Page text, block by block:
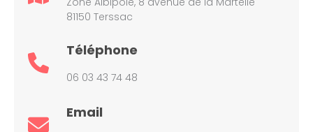
81150 Terssac
Téléphone
06 03 43 74 48
Email